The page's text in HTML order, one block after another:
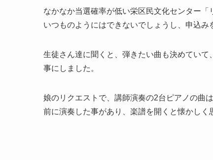
なかなか当選確率が低い栄区民文化センター
いつものようにはできないでしょうし、申込み
生徒さん達に聞くと、弾きたい曲も決めてい
事にしました。
娘のリクエストで、講師演奏の2台ピアノの曲
前に演奏した事があり、楽譜を開くと懐かしく